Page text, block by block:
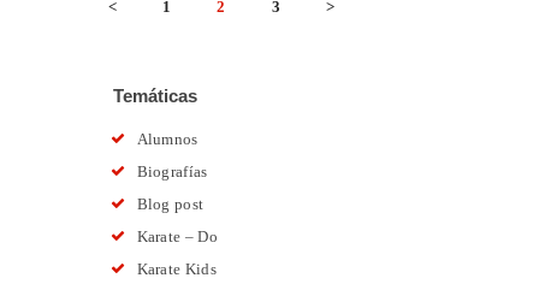
< PAGE
1 PAGE
2 PAGE
3 >
Temáticas
Alumnos
Biografías
Blog post
Karate – Do
Karate Kids